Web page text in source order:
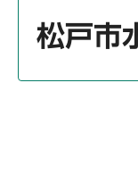
松戸市